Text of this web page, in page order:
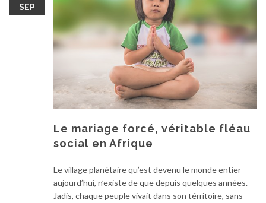
SEP
Le mariage forcé, véritable fléau
social en Afrique
Le village planétaire qu’est devenu le monde entier
aujourd’hui, n’existe de que depuis quelques années.
Jadis, chaque peuple vivait dans son térritoire, sans